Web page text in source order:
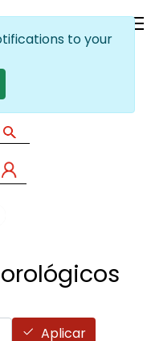
account
adicional de
Aplicar
to your